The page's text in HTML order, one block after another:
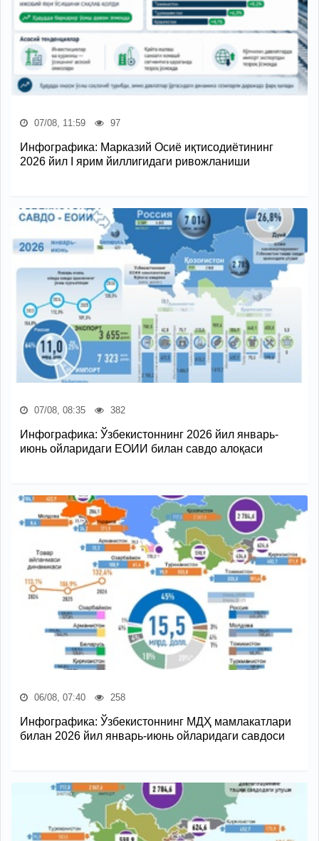
07/08, 11:59 97
Инфографика: Марказий Осиё иқтисодиётининг
2026 йил I ярим йиллигидаги ривожланиши
07/08, 08:35 382
Инфографика: Ўзбекистоннинг 2026 йил январь-
июнь ойларидаги ЕОИИ билан савдо алоқаси
06/08, 07:40 258
Инфографика: Ўзбекистоннинг МДҲ мамлакатлари
билан 2026 йил январь-июнь ойларидаги савдоси